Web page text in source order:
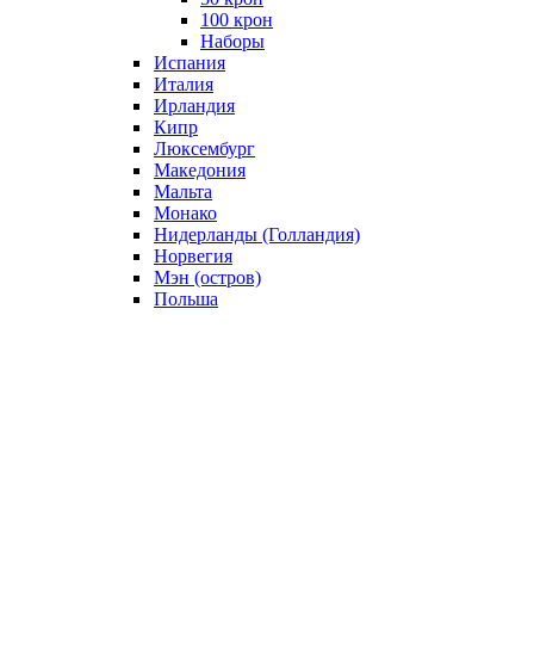
100 крон
Наборы
Испания
Италия
Ирландия
Кипр
Люксембург
Македония
Мальта
Монако
Нидерланды (Голландия)
Норвегия
Мэн (остров)
Польша